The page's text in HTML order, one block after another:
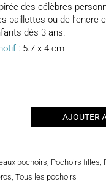
des célèbres
paillettes ou de l’encre
dès 3 ans.
: 5.7 x 4 cm
AJOUTER
pochoirs, Pochoirs filles,
, Tous les pochoirs